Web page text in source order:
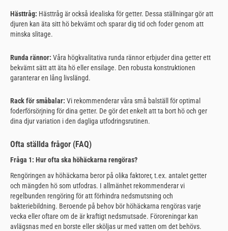
Hästtråg: Hästtråg är också idealiska för getter. Dessa ställningar gör att
djuren kan äta sitt hö bekvämt och sparar dig tid och foder genom att
minska slitage.
Runda rännor: Våra högkvalitativa runda rännor erbjuder dina getter ett
bekvämt sätt att äta hö eller ensilage. Den robusta konstruktionen
garanterar en lång livslängd.
Rack för småbalar: Vi rekommenderar våra små balställ för optimal
foderförsörjning för dina getter. De gör det enkelt att ta bort hö och ger
dina djur variation i den dagliga utfodringsrutinen.
Ofta ställda frågor (FAQ)
Fråga 1: Hur ofta ska höhäckarna rengöras?
Rengöringen av höhäckarna beror på olika faktorer, t.ex. antalet getter
och mängden hö som utfodras. I allmänhet rekommenderar vi
regelbunden rengöring för att förhindra nedsmutsning och
bakteriebildning. Beroende på behov bör höhäckarna rengöras varje
vecka eller oftare om de är kraftigt nedsmutsade. Föroreningar kan
avlägsnas med en borste eller sköljas ur med vatten om det behövs.